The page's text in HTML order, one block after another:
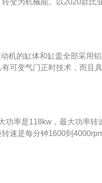
变为机械能。以2020款比
、宽1860mm、高
1.5l涡轮增压发动机，最大
，与其匹配的是6挡手动
机的缸体和缸盖全部采用
可变气门正时技术，而且
的最大扭矩。比亚迪宋是比
ABC柱设计，从而营造出了
功率是118kw，最大功率转
速是每分钟1600到4000rpm
立前悬架、扭力梁式非独立